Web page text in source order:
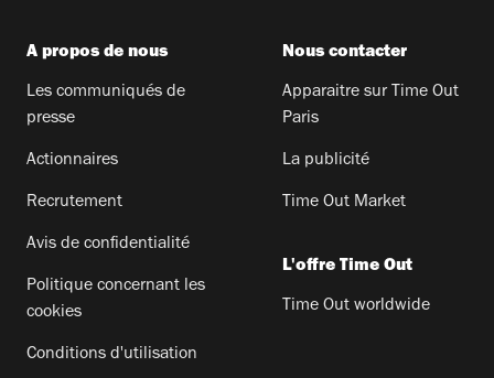
A propos de nous
Les communiqués de
presse
Actionnaires
Recrutement
Avis de confidentialité
Politique concernant les
cookies
Conditions d'utilisation
Nous contacter
Apparaitre sur Time Out
Paris
La publicité
Time Out Market
L'offre Time Out
Time Out worldwide